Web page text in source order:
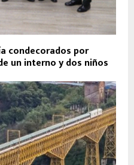
condecorados por
un interno y dos niños